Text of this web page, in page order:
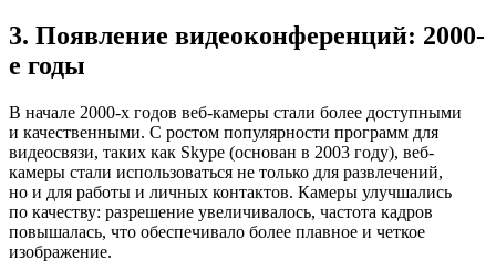
3. Появление видеоконференций: 2000-
е годы
В начале 2000-х годов веб-камеры стали более доступными
и качественными. С ростом популярности программ для
видеосвязи, таких как Skype (основан в 2003 году), веб-
камеры стали использоваться не только для развлечений,
но и для работы и личных контактов. Камеры улучшались
по качеству: разрешение увеличивалось, частота кадров
повышалась, что обеспечивало более плавное и четкое
изображение.